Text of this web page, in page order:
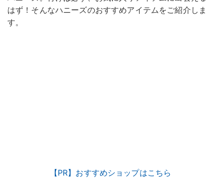
はず！そんなハニーズのおすすめアイテムをご紹介しま
す。
【PR】おすすめショップはこちら